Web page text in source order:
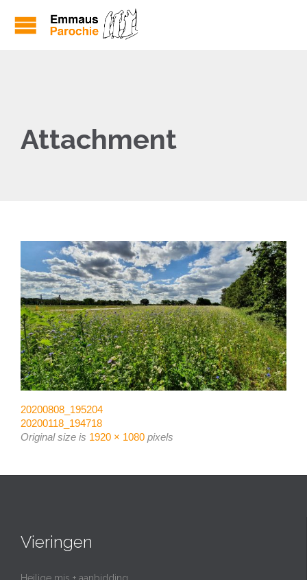
Attachment
20200808_195204
20200118_194718
Original size is 1920 × 1080 pixels
Vieringen